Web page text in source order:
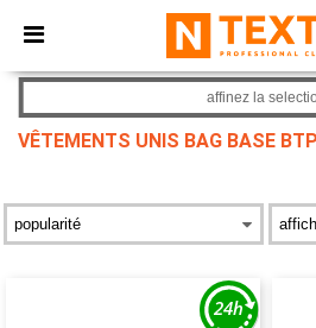
× Appli Ntextil
Meilleurs prix sur l’app !
VÊTEMENTS UNIS BAG BASE
affinez la